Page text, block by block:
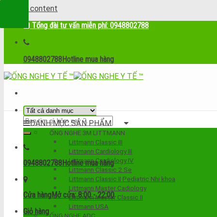
Skip to content
Tổng đài tư vấn miễn phí: 0948802788
0948802788Hotline mua hàng
0948802788Hotline mua hàng
Cửa hàngMở cửa: 8:00 - 22:00
Giỏ hàng
DANH MỤC SẢN PHẨM
ỐNG NGHE 3M LITTMANN
Littmann Classic III
Littmann Cardiology III
Littmann Cardiology IV
Littmann Classic 2 Se
Littmann Classic II Pediatric Nhi khoa
Littmann Master Cadiology
Littmann Master Classic II
Littmann USA